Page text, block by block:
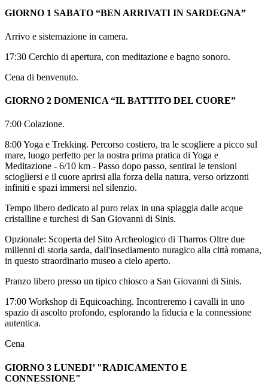
GIORNO 1 SABATO “BEN ARRIVATI IN SARDEGNA”
Arrivo e sistemazione in camera.
17:30 Cerchio di apertura, con meditazione e bagno sonoro.
Cena di benvenuto.
GIORNO 2 DOMENICA “IL BATTITO DEL CUORE”
7:00 Colazione.
8:00 Yoga e Trekking. Percorso costiero, tra le scogliere a picco sul
mare, luogo perfetto per la nostra prima pratica di Yoga e
Meditazione - 6/10 km - Passo dopo passo, sentirai le tensioni
sciogliersi e il cuore aprirsi alla forza della natura, verso orizzonti
infiniti e spazi immersi nel silenzio.
Tempo libero dedicato al puro relax in una spiaggia dalle acque
cristalline e turchesi di San Giovanni di Sinis.
Opzionale: Scoperta del Sito Archeologico di Tharros Oltre due
millenni di storia sarda, dall'insediamento nuragico alla città romana,
in questo straordinario museo a cielo aperto.
Pranzo libero presso un tipico chiosco a San Giovanni di Sinis.
17:00 Workshop di Equicoaching. Incontreremo i cavalli in uno
spazio di ascolto profondo, esplorando la fiducia e la connessione
autentica.
Cena
GIORNO 3 LUNEDI’ "RADICAMENTO E
CONNESSIONE"